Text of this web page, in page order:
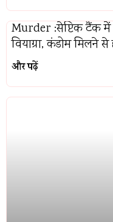
Murder :सेप्टिक टैंक
वियाग्रा, कंडोम मिलने
और पढ़ें